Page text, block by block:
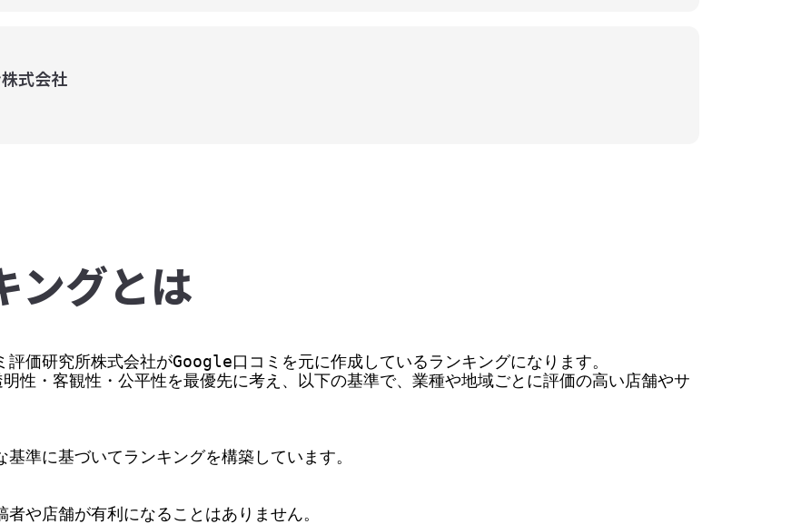
式会社
ングとは
価研究所株式会社がGoogle口コミを元に作成しているランキングになります。
性・客観性・公平性を最優先に考え、以下の基準で、業種や地域ごとに評価の高い店舗やサ
準に基づいてランキングを構築しています。
や店舗が有利になることはありません。